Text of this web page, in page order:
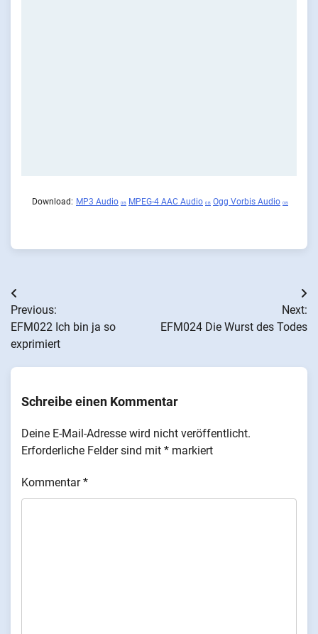
Download: MP3 Audio 0 B MPEG-4 AAC Audio 0 B Ogg Vorbis Audio 0 B
Beitragsnavigation
Previous:
EFM022 Ich bin ja so
exprimiert
Next:
EFM024 Die Wurst des Todes
Schreibe einen Kommentar
Deine E-Mail-Adresse wird nicht veröffentlicht.
Erforderliche Felder sind mit * markiert
Kommentar*